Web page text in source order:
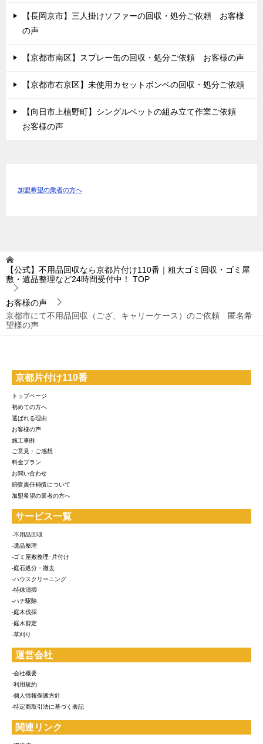
【長岡京市】三人掛けソファーの回収・処分ご依頼 お客様
の声
【京都市南区】スプレー缶の回収・処分ご依頼 お客様の声
【京都市右京区】未使用カセットボンベの回収・処分ご依頼
【向日市上植野町】シングルベットの組み立て作業ご依頼
お客様の声
加盟希望の業者の方へ
【公式】不用品回収なら京都片付け110番｜粗大ゴミ回収・ゴミ屋
敷・遺品整理など24時間受付中！
TOP
お客様の声
京都市にて不用品回収（ござ、キャリーケース）のご依頼 匿名希
望様の声
京都片付け110番
トップページ
初めての方へ
選ばれる理由
お客様の声
施工事例
ご意見・ご感想
料金プラン
お問い合わせ
賠償責任補償について
加盟希望の業者の方へ
サービス一覧
-不用品回収
-遺品整理
-ゴミ屋敷整理･片付け
-庭石処分・撤去
-ハウスクリーニング
-特殊清掃
-ハチ駆除
-庭木伐採
-庭木剪定
-草刈り
運営会社
-会社概要
-利用規約
-個人情報保護方針
-特定商取引法に基づく表記
関連リンク